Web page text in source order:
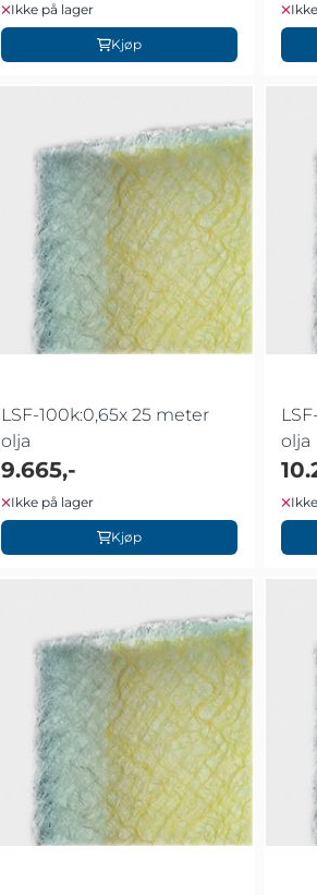
Ikke på lager
Kjøp
LSF-100k:0,65x 25 meter
olja
9.665,-
Ikke på lager
Kjøp
olja